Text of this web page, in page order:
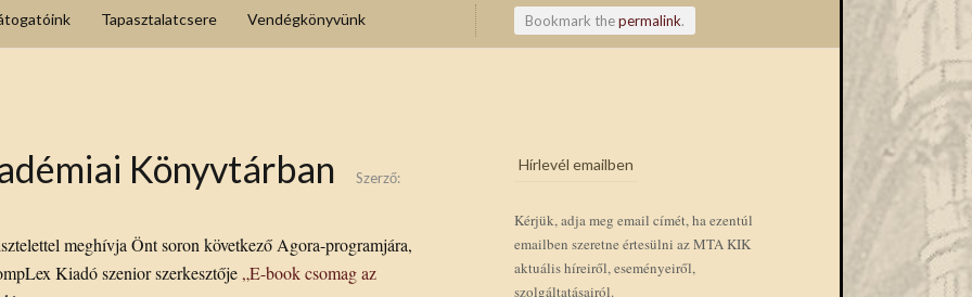
Tapasztalatcsere Vendégkönyvünk Bookmark thepermalink.
Könyvtárban
Szerző:
meghívja Önt soron következő Agora-programjára,
Kiadó szenior szerkesztője „E-book csomag az
Hírlevél emailben
Kérjük, adja meg email címét, ha ezentúl
emailben szeretne értesülni az MTA KIK
aktuális híreiről, eseményeiről,
szolgáltatásairól.